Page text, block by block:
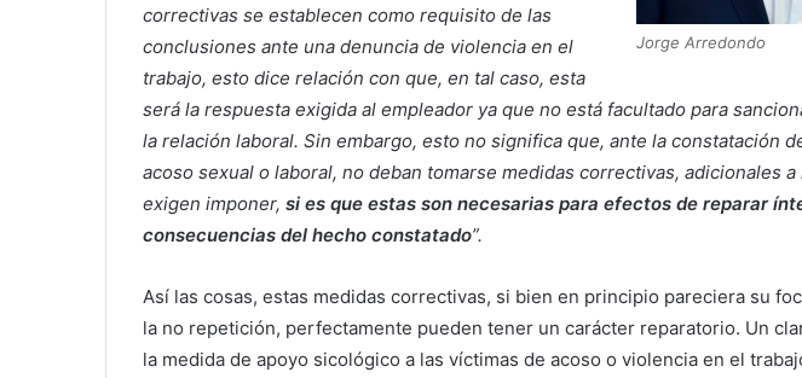
Jorge Arredondo
correctivas se establecen como requisito de las
conclusiones ante una denuncia de violencia en el
trabajo, esto dice relación con que, en tal caso, esta
será la respuesta exigida al empleador ya que no está facultado para
la relación laboral. Sin embargo, esto no significa que, ante la constatación
acoso sexual o laboral, no deban tomarse medidas correctivas, adicionales
exigen imponer, si es que estas son necesarias para efectos de reparar
consecuencias del hecho constatado”.
Así las cosas, estas medidas correctivas, si bien en principio pareciera su
la no repetición, perfectamente pueden tener un carácter reparatorio. Un
la medida de apoyo sicológico a las víctimas de acoso o violencia en el